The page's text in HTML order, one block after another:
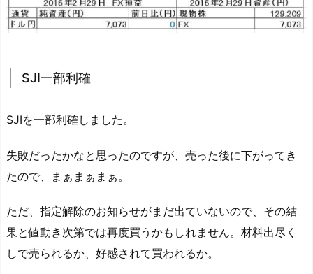
SJI一部利確
SJIを一部利確しました。
失敗だったかなと思ったのですが、売った後に下がってき
たので、まぁまぁまぁ。
ただ、指定解除のお知らせがまだ出ていないので、その結
果と値動き次第では再度買うかもしれません。材料出尽く
しで売られるか、好感されて買われるか。